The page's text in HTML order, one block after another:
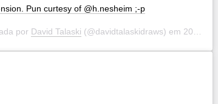
Pun curtesy of @h.nesheim ;-p
por David Talaski (@davidtalaskidraws) em 20 de Ago, 2018 às 9:08 PDT